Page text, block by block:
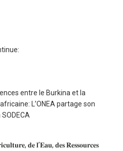
entre le Burkina et la
L’ONEA partage son
𝐝𝐞 𝐥’𝐄𝐚𝐮, 𝐝𝐞𝐬 𝐑𝐞𝐬𝐬𝐨𝐮𝐫𝐜𝐞𝐬